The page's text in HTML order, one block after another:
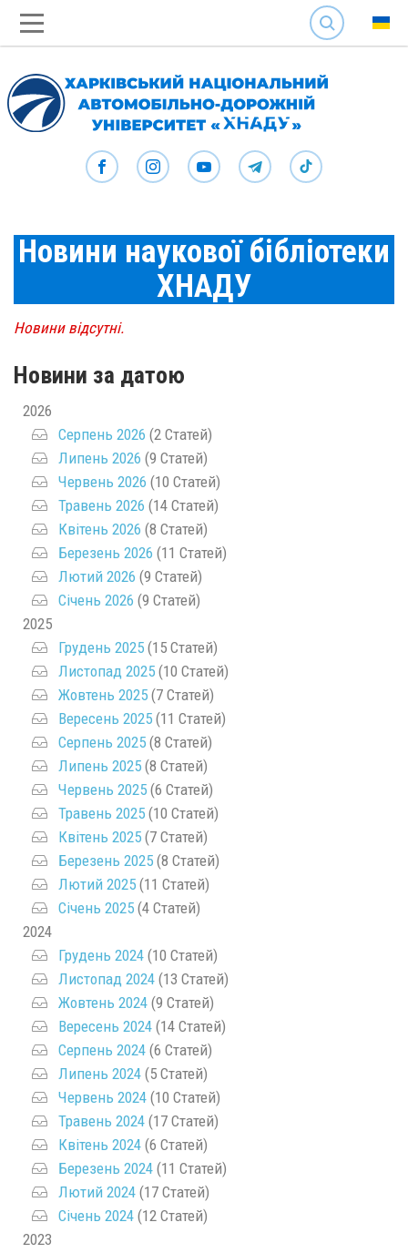
SEARCH
Новини наукової бібліотеки
ХНАДУ
Новини відсутні.
Новини за датою
2026
Серпень 2026 (2 Статей)
Липень 2026 (9 Статей)
Червень 2026 (10 Статей)
Травень 2026 (14 Статей)
Квітень 2026 (8 Статей)
Березень 2026 (11 Статей)
Лютий 2026 (9 Статей)
Січень 2026 (9 Статей)
2025
Грудень 2025 (15 Статей)
Листопад 2025 (10 Статей)
Жовтень 2025 (7 Статей)
Вересень 2025 (11 Статей)
Серпень 2025 (8 Статей)
Липень 2025 (8 Статей)
Червень 2025 (6 Статей)
Травень 2025 (10 Статей)
Квітень 2025 (7 Статей)
Березень 2025 (8 Статей)
Лютий 2025 (11 Статей)
Січень 2025 (4 Статей)
2024
Грудень 2024 (10 Статей)
Листопад 2024 (13 Статей)
Жовтень 2024 (9 Статей)
Вересень 2024 (14 Статей)
Серпень 2024 (6 Статей)
Липень 2024 (5 Статей)
Червень 2024 (10 Статей)
Травень 2024 (17 Статей)
Квітень 2024 (6 Статей)
Березень 2024 (11 Статей)
Лютий 2024 (17 Статей)
Січень 2024 (12 Статей)
2023